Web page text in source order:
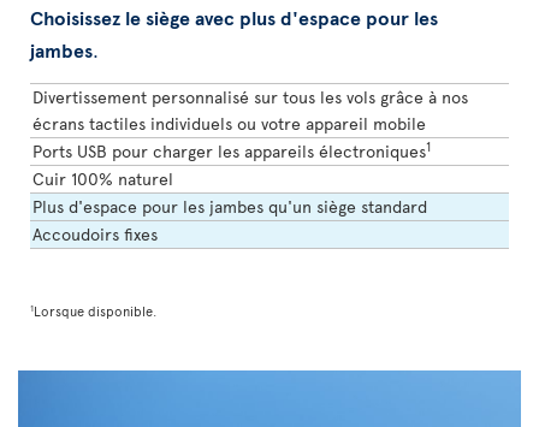
Choisissez le siège avec plus d'espace pour les
jambes.
Divertissement personnalisé sur tous les vols grâce à nos
écrans tactiles individuels ou votre appareil mobile
Ports USB pour charger les appareils électroniques1
Cuir 100% naturel
Plus d'espace pour les jambes qu'un siège standard
Accoudoirs fixes
1Lorsque disponible.